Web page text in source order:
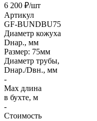
6 200 ₽/шт
Артикул
GF-BUNDBU75
Диаметр кожуха
Dнар., мм
Размер: 75мм
Диаметр трубы,
Dнар./Dвн., мм
-
Max длина
в бухте, м
-
Стоимость